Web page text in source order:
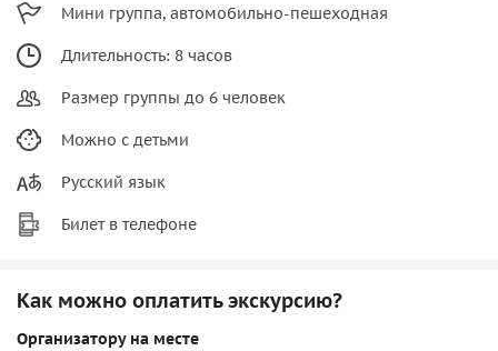
Мини группа, автомобильно-пешеходная
Длительность: 8 часов
Размер группы до 6 человек
Можно с детьми
Русский язык
Билет в телефоне
Как можно оплатить экскурсию?
Организатору на месте